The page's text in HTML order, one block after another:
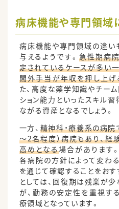
病床機能や専門領域
病床機能や専門領域の違い
与えるようです。 急性期病
定されているケースが多い
間外手当が年収を押し上
た、高度な薬学知識やチー
ション能力といったスキル
ながる資産となるでしょう。
一方、 精神科・療養系の病院
～2名程度）病院もあり、
高めとなる場合があります
各病院の方針によって変わ
を通じて確認することをお
としては、回復期は残業が
が、勤務の安定性を重視す
療領域となっています。